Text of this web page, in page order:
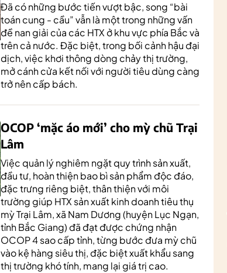
Đã có những bước tiến vượt bậc, song “bài
toán cung - cầu” vẫn là một trong những vấn
đề nan giải của các HTX ở khu vực phía Bắc và
trên cả nước. Đặc biệt, trong bối cảnh hậu đại
dịch, việc khơi thông dòng chảy thị trường,
mở cánh cửa kết nối với người tiêu dùng càng
trở nên cấp bách.
OCOP ‘mặc áo mới’ cho mỳ chũ Trại
Lâm
Việc quản lý nghiêm ngặt quy trình sản xuất,
đầu tư, hoàn thiện bao bì sản phẩm độc đáo,
đặc trưng riêng biệt, thân thiện với môi
trường giúp HTX sản xuất kinh doanh tiêu thụ
mỳ Trại Lâm, xã Nam Dương (huyện Lục Ngạn,
tỉnh Bắc Giang) đã đạt được chứng nhận
OCOP 4 sao cấp tỉnh, từng bước đưa mỳ chũ
vào kệ hàng siêu thị, đặc biệt xuất khẩu sang
thị trường khó tính, mang lại giá trị cao.